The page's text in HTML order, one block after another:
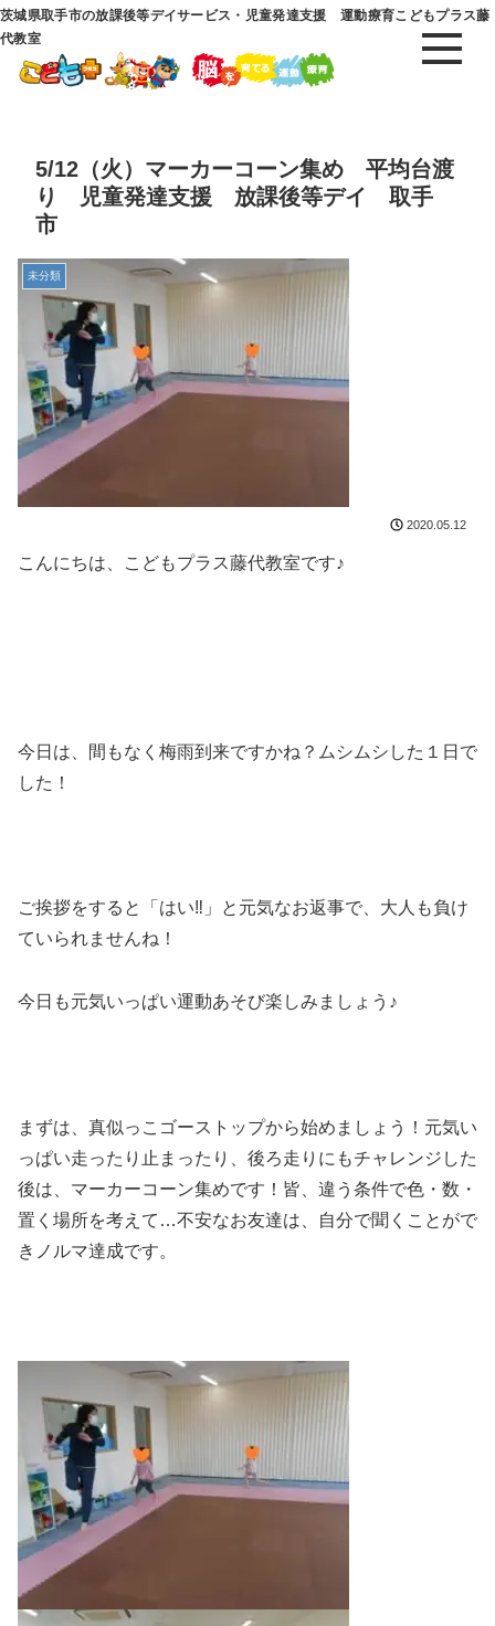
茨城県取手市の放課後等デイサービス・児童発達支援 運動療育こどもプラス藤
代教室
5/12（火）マーカーコーン集め 平均台渡
り 児童発達支援 放課後等デイ 取手
市
未分類
2020.05.12
こんにちは、こどもプラス藤代教室です♪
今日は、間もなく梅雨到来ですかね？ムシムシした１日で
した！
ご挨拶をすると「はい‼」と元気なお返事で、大人も負け
ていられませんね！
今日も元気いっぱい運動あそび楽しみましょう♪
まずは、真似っこゴーストップから始めましょう！元気い
っぱい走ったり止まったり、後ろ走りにもチャレンジした
後は、マーカーコーン集めです！皆、違う条件で色・数・
置く場所を考えて…不安なお友達は、自分で聞くことがで
きノルマ達成です。